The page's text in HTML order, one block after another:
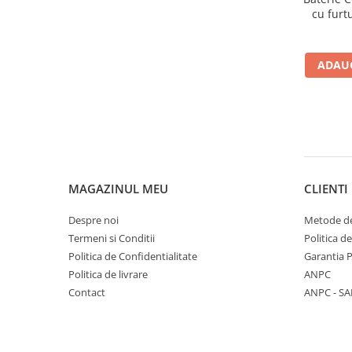
cu
MAGAZINUL MEU
Despre noi
Termeni si Conditii
Politica de Confidentialitate
Politica de livrare
Contact
CLIENTI
Metode
Politica
Garantia
ANPC
ANPC -